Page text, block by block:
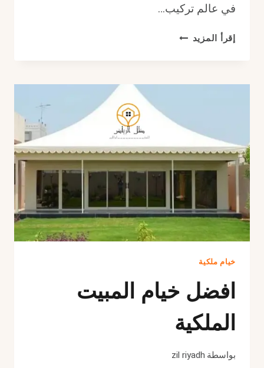
في عالم تركيب…
إقرأ المزيد تركيب
0532918998
اتصل
الان
خيام ملكية
افضل خيام المبيت
الملكية
بواسطة zil riyadh